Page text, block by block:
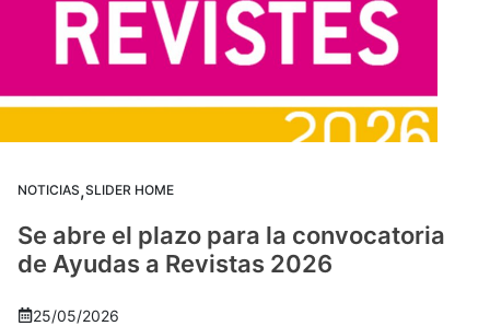
NOTICIAS,SLIDER HOME
Se abre el plazo para la convocatoria
de Ayudas a Revistas 2026
25/05/2026